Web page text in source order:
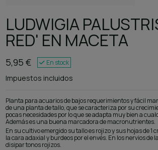
LUDWIGIA
RED' EN MACETA
5,95 € En stock
Impuestos incluidos
Planta para acuarios de bajos requerimientos y fácil
de una planta de tallo, que se caracteriza por su
pocas necesidades por lo que se adapta muy bien a
Además es una buena marcadora de macronutrientes.
En su cultivo emergido su tallo es rojizo y sus hojas de 1
la cara adaxial y burdeos por el envés. En los nervios de
disipar tonos rojizos.